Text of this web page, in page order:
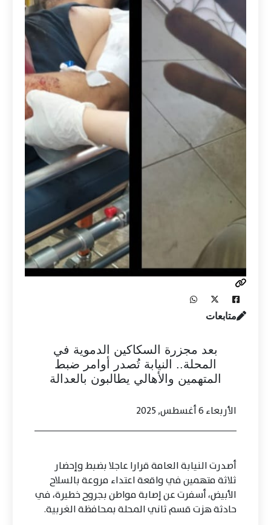
متابعات
بعد مجزرة السكاكين الدموية في
المحلة.. النيابة تُصدر أوامر ضبط
المتهمين والأهالي يطالبون بالعدالة
الأربعاء 6 أغسطس, 2025
أصدرت النيابة العامة قرارا عاجلا بضبط وإحضار
ثلاثة متهمين في واقعة اعتداء مروعة بالسلاح
الأبيض، أسفرت عن إصابة مواطن بجروح خطيرة، في
حادثة هزت قسم ثاني المحلة بمحافظة الغربية.